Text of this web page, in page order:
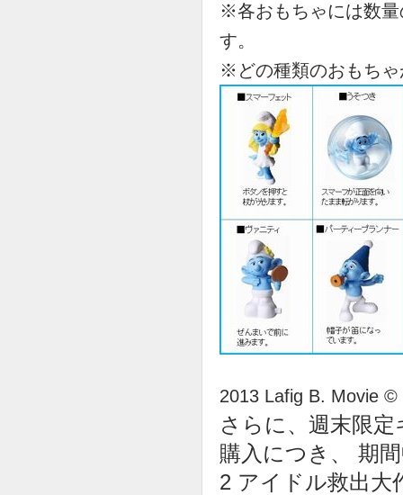
※各おもちゃには数
す。
※どの種類のおもち
2013 Lafig B. Movie ©
さらに、週末限
購入につき、 期
2 アイドル救出大